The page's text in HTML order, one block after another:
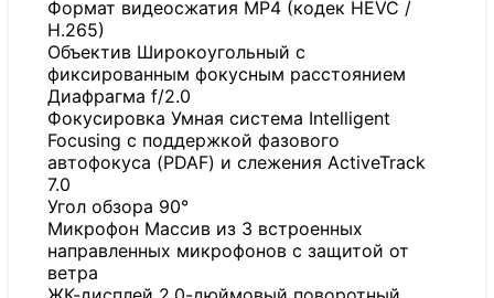
Формат видеосжатия MP4 (кодек HEVC /
H.265)
Объектив Широкоугольный с
фиксированным фокусным расстоянием
Диафрагма f/2.0
Фокусировка Умная система Intelligent
Focusing с поддержкой фазового
автофокуса (PDAF) и слежения ActiveTrack
7.0
Угол обзора 90°
Микрофон Массив из 3 встроенных
направленных микрофонов с защитой от
ветра